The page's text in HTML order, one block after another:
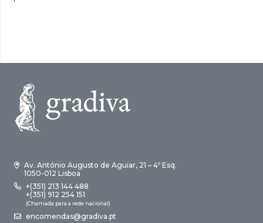
Av. António Augusto de Aguiar, 21 – 4º Esq.
1050-012 Lisboa
+(351) 213 144 488
+(351) 912 254 151
(Chamada para a rede nacional)
encomendas@gradiva.pt